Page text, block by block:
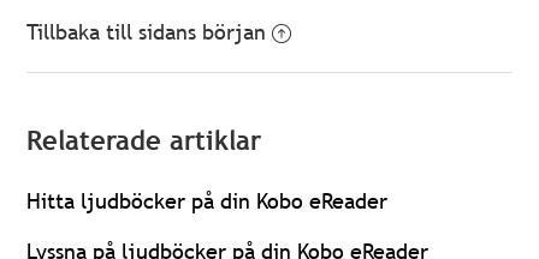
Tillbaka till sidans början
Relaterade artiklar
Hitta ljudböcker på din Kobo eReader
Lyssna på ljudböcker på din Kobo eReader